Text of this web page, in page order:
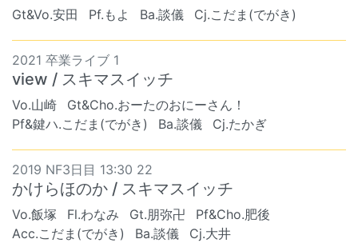
Gt&Vo.安田 Pf.もよ Ba.談儀 Cj.こだま(でがき)
2021 卒業ライブ 1
view / スキマスイッチ
Vo.山崎
Gt&Cho.おーたのおにーさん！
Pf&鍵ハ.こだま(でがき)
Ba.談儀 Cj.たかぎ
2019 NF3日目 13:30 22
かけらほのか / スキマスイッチ
Vo.飯塚 Fl.わなみ Gt.朋弥卍
Pf&Cho.肥後
Acc.こだま(でがき)
Ba.談儀 Cj.大井